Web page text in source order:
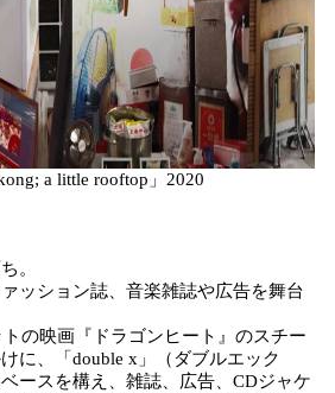
a little rooftop」2020
。
ッション誌、音楽雑誌や広告を舞台
の映画『ドラゴンヒート』のスチー
に、「double x」（ダブルエック
ースを構え、雑誌、広告、CDジャケ